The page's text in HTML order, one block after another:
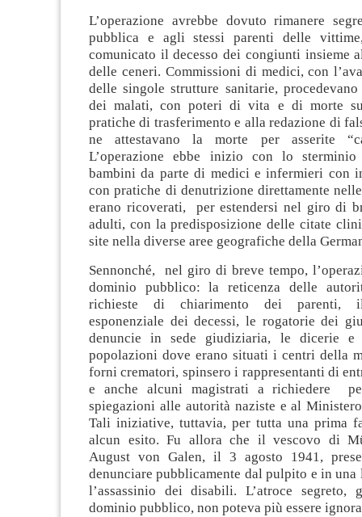
L’operazione avrebbe dovuto rimanere
pubblica e agli stessi parenti delle
comunicato il decesso dei congiunti insieme
delle ceneri. Commissioni di medici, con
delle singole strutture sanitarie, procedevano
dei malati, con poteri di vita e di morte
pratiche di trasferimento e alla redazione di
ne attestavano la morte per asserite
L’operazione ebbe inizio con lo
bambini da parte di medici e infermieri con
con pratiche di denutrizione direttamente
erano ricoverati, per estendersi nel giro di
adulti, con la predisposizione delle citate
site nella diverse aree geografiche della
Sennonché, nel giro di breve tempo,
dominio pubblico: la reticenza delle
richieste di chiarimento dei parenti,
esponenziale dei decessi, le rogatorie dei
denuncie in sede giudiziaria, le dicerie e
popolazioni dove erano situati i centri della
forni crematori, spinsero i rappresentanti di
e anche alcuni magistrati a richiedere
spiegazioni alle autorità naziste e al
Tali iniziative, tuttavia, per tutta una prima
alcun esito. Fu allora che il vescovo di
August von Galen, il 3 agosto 1941,
denunciare pubblicamente dal pulpito e in una
l’assassinio dei disabili. L’atroce segreto,
dominio pubblico, non poteva più essere